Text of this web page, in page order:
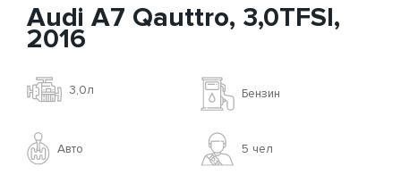
Audi A7 Qauttro, 3,0TFSI,
2016
3,0л Бензин
Авто 5 чел